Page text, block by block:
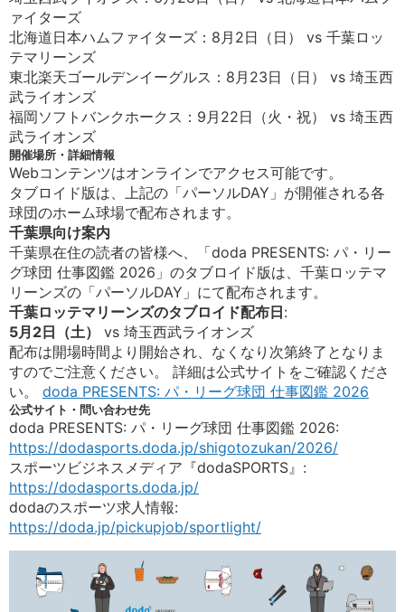
ァイターズ
北海道日本ハムファイターズ：8月2日（日） vs 千葉ロッ
テマリーンズ
東北楽天ゴールデンイーグルス：8月23日（日） vs 埼玉西
武ライオンズ
福岡ソフトバンクホークス：9月22日（火・祝） vs 埼玉西
武ライオンズ
開催場所・詳細情報
Webコンテンツはオンラインでアクセス可能です。
タブロイド版は、上記の「パーソルDAY」が開催される各
球団のホーム球場で配布されます。
千葉県向け案内
千葉県在住の読者の皆様へ、「doda PRESENTS: パ・リー
グ球団 仕事図鑑 2026」のタブロイド版は、千葉ロッテマ
リーンズの「パーソルDAY」にて配布されます。
千葉ロッテマリーンズのタブロイド配布日:
5月2日（土）
vs 埼玉西武ライオンズ
配布は開場時間より開始され、なくなり次第終了となりま
すのでご注意ください。 詳細は公式サイトをご確認くださ
い。 doda PRESENTS: パ・リーグ球団 仕事図鑑 2026
公式サイト・問い合わせ先
doda PRESENTS: パ・リーグ球団 仕事図鑑 2026:
https://dodasports.doda.jp/shigotozukan/2026/
スポーツビジネスメディア『dodaSPORTS』:
https://dodasports.doda.jp/
dodaのスポーツ求人情報:
https://doda.jp/pickupjob/sportlight/